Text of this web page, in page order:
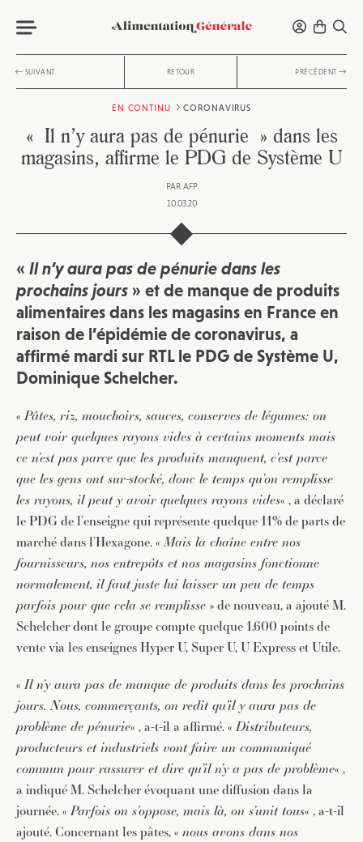
SUIVANT RETOUR PRÉCÉDENT
EN CONTINU CORONAVIRUS
« Il n’y aura pas de pénurie » dans les
magasins, affirme le PDG de Système U
PAR AFP
10.03.20
« Il n’y aura pas de pénurie dans les
prochains jours » et de manque de produits
alimentaires dans les magasins en France en
raison de l’épidémie de coronavirus, a
affirmé mardi sur RTL le PDG de Système U,
Dominique Schelcher.
«Pâtes, riz, mouchoirs, sauces, conserves de légumes: on
peut voir quelques rayons vides à certains moments mais
ce n’est pas parce que les produits manquent, c’est parce
que les gens ont sur-stocké, donc le temps qu’on remplisse
les rayons, il peut y avoir quelques rayons vides« , a déclaré
le PDG de l’enseigne qui représente quelque 11% de parts de
marché dans l’Hexagone. «Mais la chaîne entre nos
fournisseurs, nos entrepôts et nos magasins fonctionne
normalement, il faut juste lui laisser un peu de temps
parfois pour que cela se remplisse » de nouveau, a ajouté M.
Schelcher dont le groupe compte quelque 1.600 points de
vente via les enseignes Hyper U, Super U, U Express et Utile.
«Il n’y aura pas de manque de produits dans les prochains
jours. Nous, commerçants, on redit qu’il y aura pas de
problème de pénurie« , a-t-il a affirmé. «Distributeurs,
producteurs et industriels vont faire un communiqué
commun pour rassurer et dire qu’il n’y a pas de problème« ,
a indiqué M. Schelcher évoquant une diffusion dans la
journée. «Parfois on s’oppose, mais là, on s’unit tous« , a-t-il
ajouté. Concernant les pâtes, « nous avons dans nos